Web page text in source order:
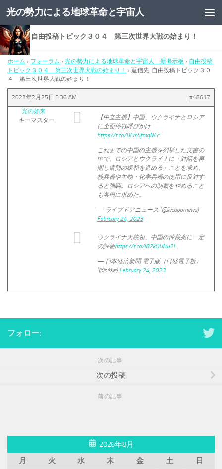
コンテンツへスキップ
光の勢力による地球革命と宇宙人
返信先: 自由投稿トピック３０４ 第三次世界大戦の始まり！
ホーム › フォーラム › 光の勢力による地球革命と宇宙人 新掲示板 › 自由投稿
トピック３０４ 第三次世界大戦の始まり！
› 返信先: 自由投稿トピック３０
４ 第三次世界大戦の始まり！
2023年2月25日 8:36 AM
#48617
光の如来
キーマスター
【中立主張】中国、ウクライナとロシア
に全面停戦呼びかけ
https://t.co/BCmSfmqNCc
これまでの中国の主張を列挙した文書の
中で、ロシアとウクライナに「対話を再
開し情勢の緩和を進める」ことを求め、
核兵器や生物・化学兵器の使用に反対す
ると強調。ロシアへの制裁をやめること
も各国に求めた。
— ライブドアニュース (@livedoornews)
February 24, 2023
ウクライナ大統領、中国の仲裁案に一定
の評価https://t.co/I82kQUMu2E
— 日本経済新聞 電子版（日経電子版）
(@nikkei) February 24, 2023
フォロー:
次の記事
次の投稿
前の記事
2026年8月
月
火 水 木 金 土
日